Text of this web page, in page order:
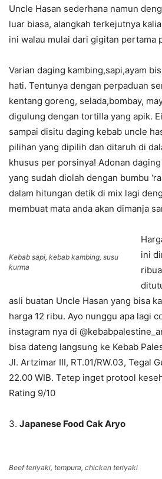
Uncle Hasan sederhana namun
luar biasa, alangkah terkejutnya
ini walau mulai dari gigitan pertama
Varian daging kambing,sapi,ayam
hati. Tentunya dengan perpaduan
kentang goreng, selada,bombay,
digulung dengan tortilla yang apik.
sampai disitu daging kebab uncle
pilihan yang dipilih dan ditaruh di
khusus per porsinya! Adonan
yang sudah diolah dengan bumbu
dalam hitungan detik di mix lagi
membuat mata anda akan dimanja
Kebab sapi, kebab kambing, susu
kurma
ini
asli buatan Uncle Hasan yang bisa
harga 12 ribu. Ayo nunggu apa lagi
instagram nya di
bisa dateng langsung ke Kebab
Jl. Artzimar III, RT.01/RW.03, Tegal
22.00 WIB. Tetep inget protool
Rating 9/10
3. Japanese Food Cak Aryo
Beef teriyaki, tempura, chicken teriyaki